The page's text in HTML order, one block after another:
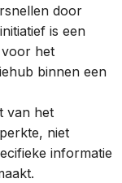
door
is een
het
binnen een
van het
niet
informatie